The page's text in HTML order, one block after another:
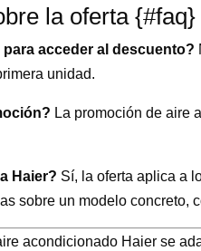
la oferta {#faq}
acceder al descuento?
unidad.
La promoción de aire
Haier? Sí, la oferta aplica a
sobre un modelo concreto,
acondicionado Haier se